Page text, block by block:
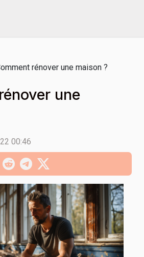
rénover une maison ?
une
00:46